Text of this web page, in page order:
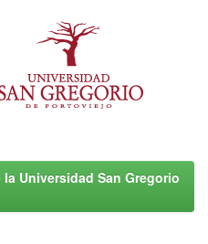
Universidad San Gregorio